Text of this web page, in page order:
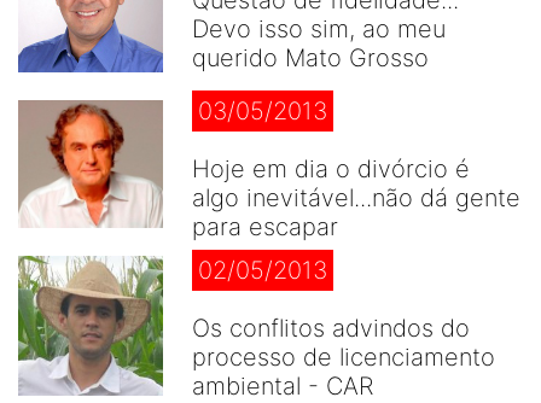
Devo isso sim, ao meu
querido Mato Grosso
03/05/2013
Hoje em dia o divórcio é
algo inevitável...não dá gente
para escapar
02/05/2013
Os conflitos advindos do
processo de licenciamento
ambiental - CAR